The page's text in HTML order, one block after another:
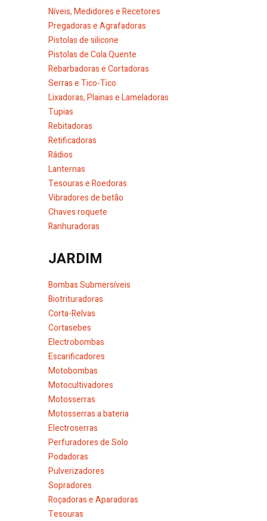
Níveis, Medidores e Recetores
Pregadoras e Agrafadoras
Pistolas de silicone
Pistolas de Cola Quente
Rebarbadoras e Cortadoras
Serras e Tico-Tico
Lixadoras, Plainas e Lameladoras
Tupias
Rebitadoras
Retificadoras
Rádios
Lanternas
Tesouras e Roedoras
Vibradores de betão
Chaves roquete
Ranhuradoras
JARDIM
Bombas Submersíveis
Biotrituradoras
Corta-Relvas
Cortasebes
Electrobombas
Escarificadores
Motobombas
Motocultivadores
Motosserras
Motosserras a bateria
Electroserras
Perfuradores de Solo
Podadoras
Pulverizadores
Sopradores
Roçadoras e Aparadoras
Tesouras